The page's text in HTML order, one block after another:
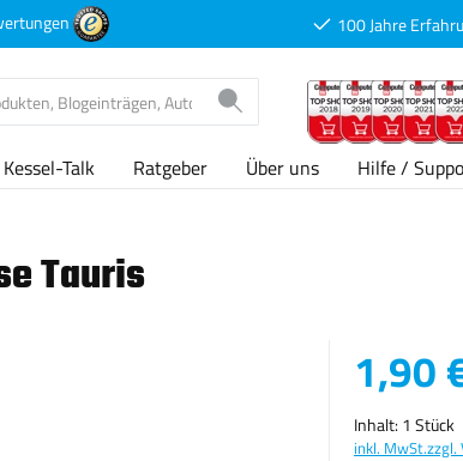
100 Jahre
Kessel-Talk Ratgeber Über uns Hilfe /
Tauris
1,90
Inhalt: 1 Stück
inkl. MwSt.zzgl.